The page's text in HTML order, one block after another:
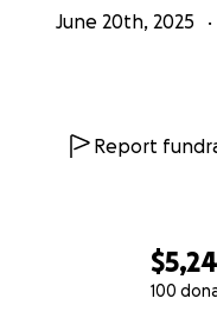
100
June 20th, 2025
Report